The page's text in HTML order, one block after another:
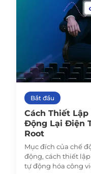
Bắt đầu
Cách Thiết
Động Lại Điện
Root
Mục đích của chế
động, cách thiết
tự động hóa công